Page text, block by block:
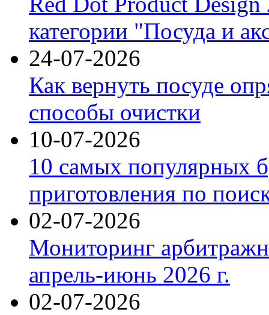
категории "Посуда и
24-07-2026
Как вернуть посуде
способы очистки
10-07-2026
10 самых популярных
приготовления по
02-07-2026
Мониторинг
апрель-июнь 2026 г.
02-07-2026